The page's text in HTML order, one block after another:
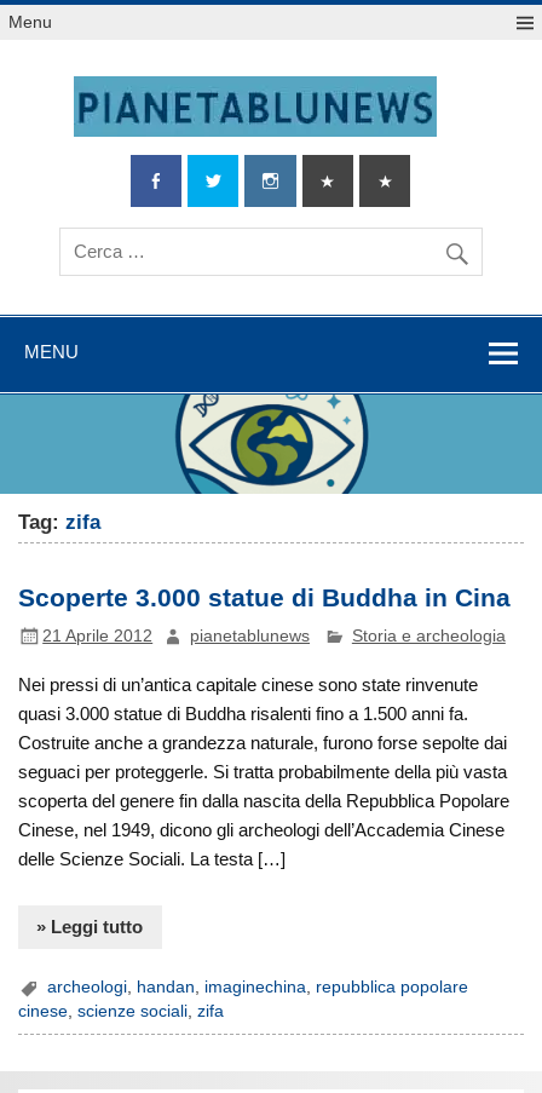
Salta
alMenu
MENU
Tag:zifa
Scoperte 3.000 statue di Buddha in Cina
21 Aprile 2012 pianetablunews Storia e archeologia
Nei pressi di un’antica capitale cinese sono state rinvenute
quasi 3.000 statue di Buddha risalenti fino a 1.500 anni fa.
Costruite anche a grandezza naturale, furono forse sepolte dai
seguaci per proteggerle. Si tratta probabilmente della più vasta
scoperta del genere fin dalla nascita della Repubblica Popolare
Cinese, nel 1949, dicono gli archeologi dell’Accademia Cinese
delle Scienze Sociali. La testa […]
» Leggi tutto
archeologi handan imaginechina
repubblica popolare
cinese,scienze sociali,zifa